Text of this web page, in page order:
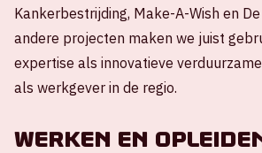
Kankerbestrijding, Make-A-Wish en
andere projecten maken we juist
expertise als innovatieve
als werkgever in de regio.
Werken en